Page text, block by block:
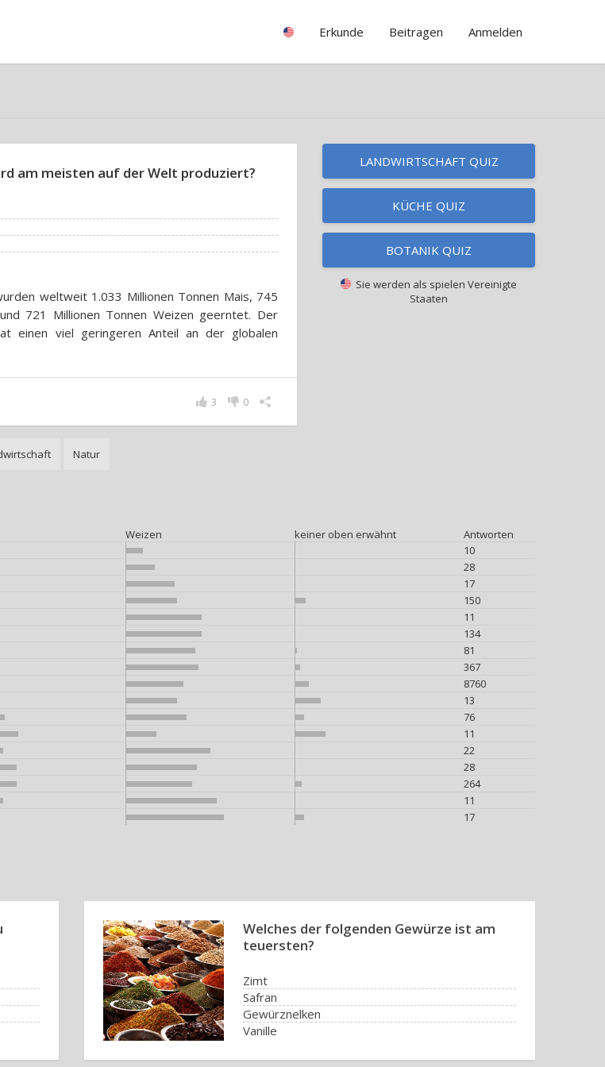
Erkunde Beitragen Anmelden
am meisten auf der Welt produziert?
weltweit 1.033 Millionen Tonnen Mais, 745
721 Millionen Tonnen Weizen geerntet. Der
einen viel geringeren Anteil an der globalen
0
3
Natur
LANDWIRTSCHAFT QUIZ
KÜCHE QUIZ
BOTANIK QUIZ
Sie werden als spielen Vereinigte
Staaten
Weizen keiner oben erwähnt
Antworten
10
28
17
150
11
134
81
367
8760
13
76
11
22
28
264
11
17
Welches der folgenden Gewürze ist am
teuersten?
Zimt
Safran
Gewürznelken
Vanille